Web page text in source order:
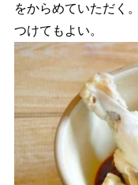
をからめていただく
つけてもよい。